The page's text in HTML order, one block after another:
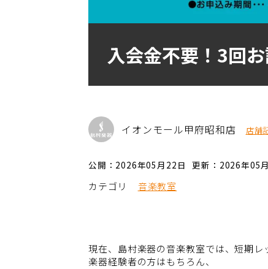
入会金不要！3回
イオンモール甲府昭和店 店舗
公開：2026年05月22日 更新：2026年05
カテゴリ 音楽教室
現在、島村楽器の音楽教室では、短期レ
楽器経験者の方はもちろん、